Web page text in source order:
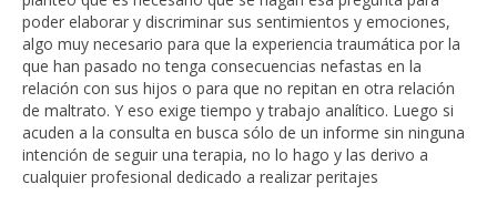
poder elaborar y discriminar sus sentimientos y emociones,
algo muy necesario para que la experiencia traumática por la
que han pasado no tenga consecuencias nefastas en la
relación con sus hijos o para que no repitan en otra relación
de maltrato. Y eso exige tiempo y trabajo analítico. Luego si
acuden a la consulta en busca sólo de un informe sin ninguna
intención de seguir una terapia, no lo hago y las derivo a
cualquier profesional dedicado a realizar peritajes